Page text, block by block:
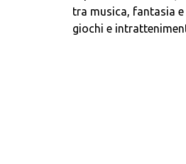
tra musica, fantasia
giochi e